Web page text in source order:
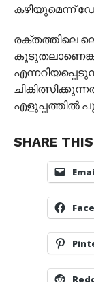
കഴിയുമെന്ന്
രക്തത്തിലെ
എളുപ്പത്തിൽ
SHARE